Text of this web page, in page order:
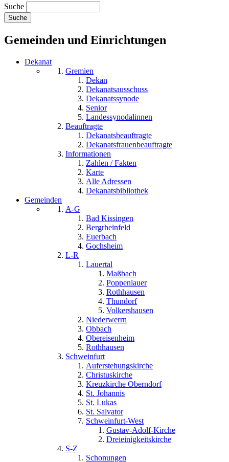
Suche
Gemeinden und Einrichtungen
Dekanat
Gremien
Dekan
Dekanatsausschuss
Dekanatssynode
Senior
Landessynodalinnen
Beauftragte
Dekanatsbeauftragte
Dekanatsfrauenbeauftragte
Informationen
Zahlen / Fakten
Karte
Alle Adressen
Dekanatsbibliothek
Gemeinden
A-G
Bad Kissingen
Bergrheinfeld
Euerbach
Gochsheim
L-R
Lauertal
Maßbach
Poppenlauer
Rothhausen
Thundorf
Volkershausen
Niederwerrn
Obbach
Obereisenheim
Rothhausen
Schweinfurt
Auferstehungskirche
Christuskirche
Kreuzkirche Oberndorf
St. Johannis
St. Lukas
St. Salvator
Schweinfurt-West
Gustav-Adolf-Kirche
Dreieinigkeitskirche
S-Z
Schonungen